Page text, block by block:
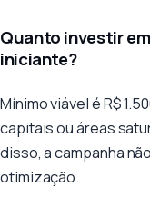
Quanto investir
iniciante?
Mínimo viável é R$
capitais ou áreas
disso, a campanha
otimização.